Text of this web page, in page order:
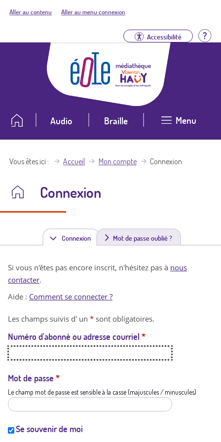
Aller au contenu Aller au menu connexion
Accessibilité
Audio Braille Menu
Vous êtes ici Accueil Mon compte Connexion
Connexion
Connexion(
n
t
a
t
i
Mot de passe oublié ?
Si vous n'êtes pas encore inscrit, n'hésitez pas à nous
contacter.
Aide : Comment se connecter ?
Les champs suivis d' un * sont obligatoires.
Numéro d'abonné ou adresse courriel *
Mot de passe *
Le champ mot de passe est sensible à la casse (majuscules / minuscules)
Se souvenir de moi